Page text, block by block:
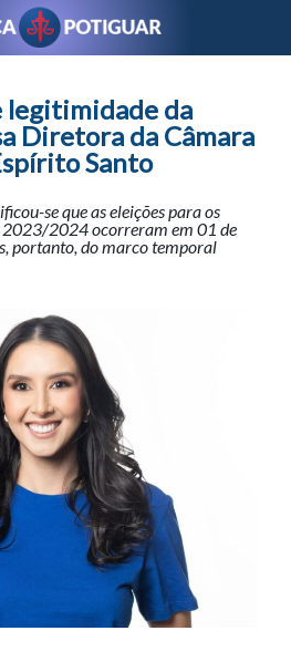
legitimidade da
Diretora da Câmara
Santo
se que as eleições para os
2024 ocorreram em 01 de
portanto, do marco temporal